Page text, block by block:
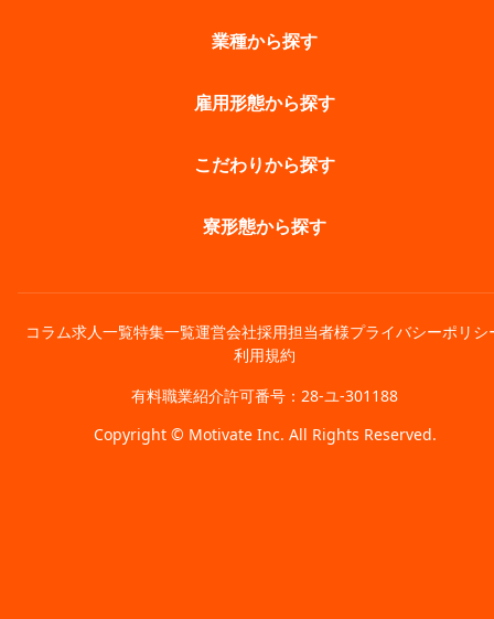
業種から探す
雇用形態から探す
こだわりから探す
寮形態から探す
コラム求人一覧特集一覧運営会社採用担当者様プライバシーポリシ
利用規約
有料職業紹介許可番号：28-ユ-301188
Copyright © Motivate Inc. All Rights Reserved.